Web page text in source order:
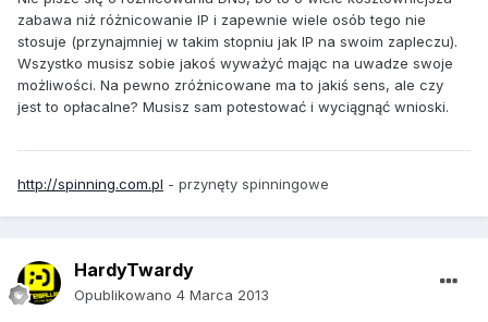
zabawa niż różnicowanie IP i zapewnie wiele osób tego nie
stosuje (przynajmniej w takim stopniu jak IP na swoim zapleczu).
Wszystko musisz sobie jakoś wyważyć mając na uwadze swoje
możliwości. Na pewno zróżnicowane ma to jakiś sens, ale czy
jest to opłacalne? Musisz sam potestować i wyciągnąć wnioski.
http://spinning.com.pl - przynęty spinningowe
HardyTwardy
Opublikowano 4 Marca 2013